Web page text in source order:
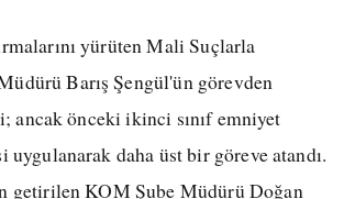
yürüten Mali Suçlarla
Barış Şengül'ün görevden
ancak önceki ikinci sınıf emniyet
daha üst bir göreve atandı.
getirilen KOM Şube Müdürü Doğan